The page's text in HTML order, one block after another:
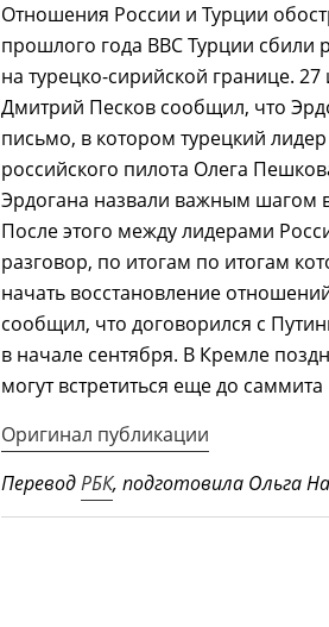
Отношения России и Турции
прошлого года ВВС Турции сбили
на турецко-сирийской границе.
Дмитрий Песков сообщил, что
письмо, в котором турецкий
российского пилота Олега
Эрдогана назвали важным шагом
После этого между лидерами
разговор, по итогам по итогам
начать восстановление
сообщил, что договорился с
в начале сентября. В Кремле
могут встретиться еще до саммита
Оригинал публикации
ПереводРБК, подготовила Ольга